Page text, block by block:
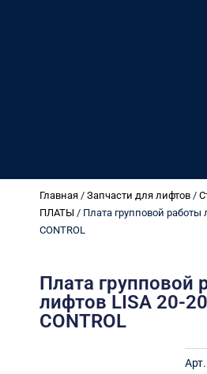
Главная / Запчасти для лифтов /
ПЛАТЫ / Плата групповой работы
CONTROL
Плата групповой
лифтов LISA 20-20
CONTROL